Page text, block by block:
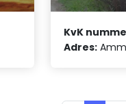
KvK
Adres: